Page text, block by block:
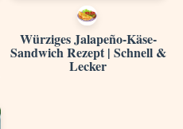
Würziges Jalapeño-Käse-
Sandwich Rezept | Schnell &
Lecker